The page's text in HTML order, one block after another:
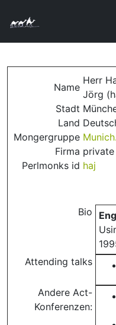
Name
Herr
Jörg
Stadt
Land
Mongergruppe
Firma private
Perlmonks id haj
Bio
Attending talks
Andere Act-
Konferenzen: